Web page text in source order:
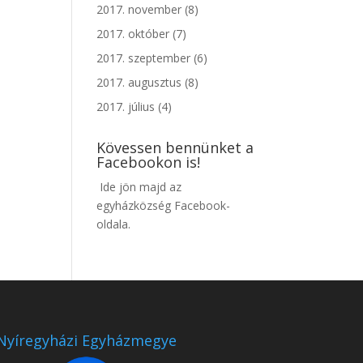
2017. november (8)
2017. október (7)
2017. szeptember (6)
2017. augusztus (8)
2017. július (4)
Kövessen bennünket a
Facebookon is!
Ide jön majd az
egyházközség Facebook-
oldala.
Egyházmegye